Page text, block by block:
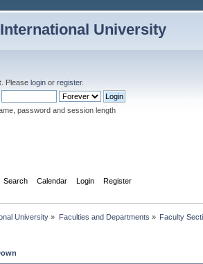
University
. Please login or register.
password and session length
Search Calendar Login Register
University » Faculties and Departments » Faculty